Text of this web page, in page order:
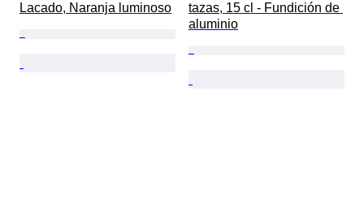
Lacado, Naranja luminoso
tazas, 15 cl - Fundición de
aluminio